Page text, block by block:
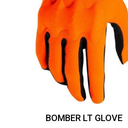
BOMBER LT GLOVE